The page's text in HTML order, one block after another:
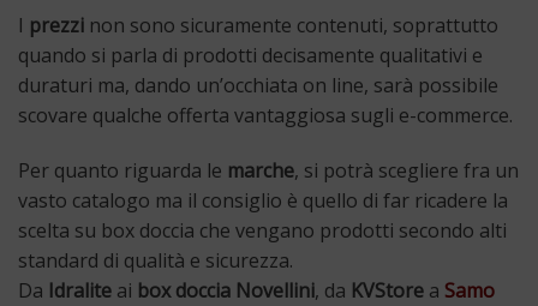
I prezzi non sono sicuramente contenuti, soprattutto
quando si parla di prodotti decisamente qualitativi e
duraturi ma, dando un’occhiata on line, sarà possibile
scovare qualche offerta vantaggiosa sugli e-commerce.
Per quanto riguarda le marche, si potrà scegliere fra un
vasto catalogo ma il consiglio è quello di far ricadere la
scelta su box doccia che vengano prodotti secondo alti
standard di qualità e sicurezza.
Da Idralite ai box doccia Novellini, da KVStore a Samo